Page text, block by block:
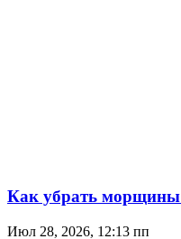
Как убрать морщины
Июл 28, 2026, 12:13 пп